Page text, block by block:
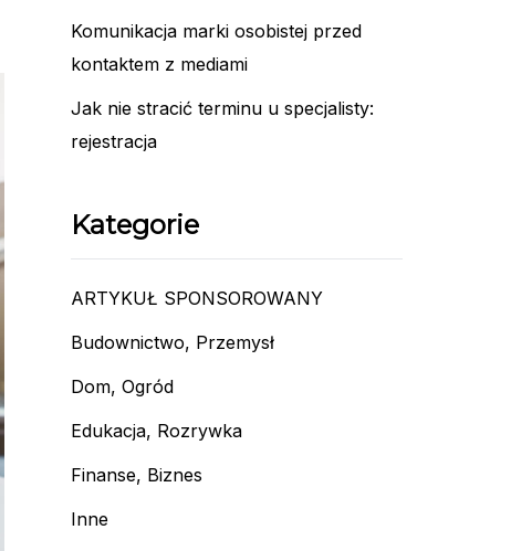
Komunikacja marki osobistej przed
kontaktem z mediami
Jak nie stracić terminu u specjalisty:
rejestracja
Kategorie
ARTYKUŁ SPONSOROWANY
Budownictwo, Przemysł
Dom, Ogród
Edukacja, Rozrywka
Finanse, Biznes
Inne